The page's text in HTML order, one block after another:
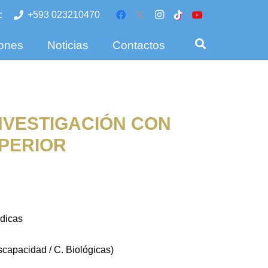
+593 023210470
Noticias Contactos
CON
/ C. Biológicas)